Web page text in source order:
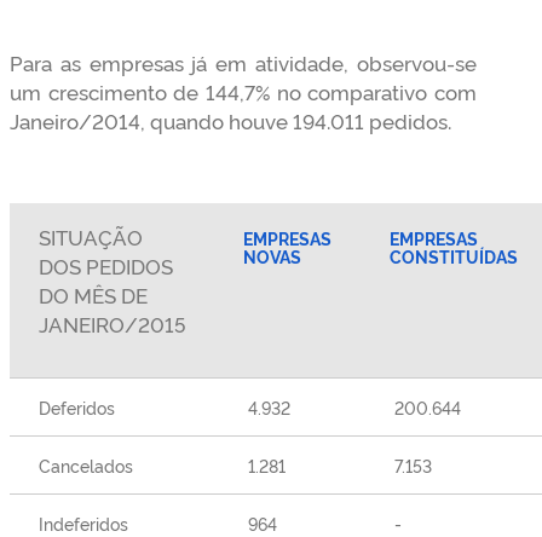
Para as empresas já em atividade, observou-se
um crescimento de 144,7% no comparativo com
Janeiro/2014, quando houve 194.011 pedidos.
SITUAÇÃO
DOS PEDIDOS
DO MÊS DE
JANEIRO/2015
EMPRESAS
NOVAS
EMPRESAS
CONSTITUÍDAS
Deferidos 4.932 200.644
Cancelados 1.281 7.153
Indeferidos 964 -